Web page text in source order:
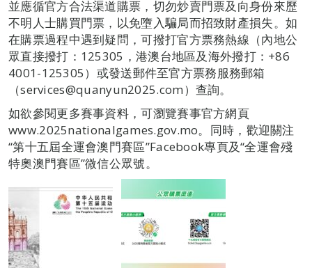
並應循官方合法渠道購票，切勿炒賣門票及向身份來歷
不明人士購買門票，以免墮入騙局而招致財產損失。如
在購票過程中遇到疑問，可撥打官方票務熱線（內地公
眾直接撥打：125305，港澳台地區及海外撥打：‪+86
4001-125305）或發送郵件至官方票務服務郵箱
（services@quanyun2025.com）查詢。
如欲參閱更多賽事資料，可瀏覽賽事官方網頁
www.2025nationalgames.gov.mo。同時，歡迎關注
“第十五屆全運會澳門賽區”Facebook專頁及“全運會殘
特奧澳門賽區”微信公眾號。